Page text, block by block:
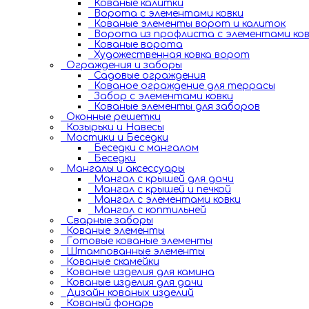
Кованые калитки
Ворота с элементами ковки
Кованые элементы ворот и калиток
Ворота из профлиста с элементами
Кованые ворота
Художественная ковка ворот
Ограждения и заборы
Садовые ограждения
Кованое ограждение для террасы
Забор с элементами ковки
Кованые элементы для заборов
Оконные решетки
Козырьки и Навесы
Мостики и Беседки
Беседки с мангалом
Беседки
Мангалы и аксессуары
Мангал с крышей для дачи
Мангал с крышей и печкой
Мангал с элементами ковки
Мангал с коптильней
Сварные заборы
Кованые элементы
Готовые кованые элементы
Штампованные элементы
Кованые скамейки
Кованые изделия для камина
Кованые изделия для дачи
Дизайн кованых изделий
Кованый фонарь